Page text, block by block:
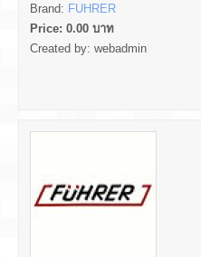
Brand: FUHRER
Price: 0.00 บาท
Created by: webadmin